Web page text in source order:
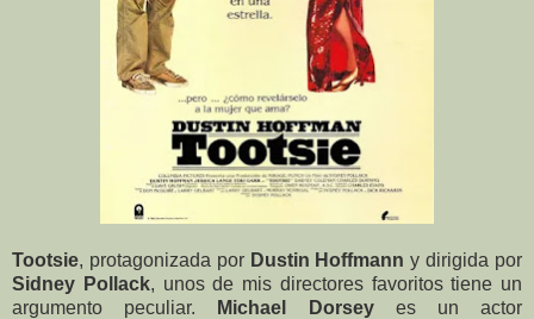
Tootsie, protagonizada por Dustin Hoffmann y dirigida por
Sidney Pollack, unos de mis directores favoritos tiene un
argumento peculiar.
Michael Dorseyes un actor